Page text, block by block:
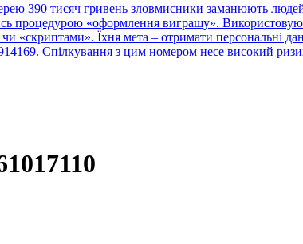
390 тисяч гривень зловмисники заманюють
процедурою «оформлення виграшу».
«скриптами». Їхня мета – отримати персональні
Спілкування з цим номером несе високий